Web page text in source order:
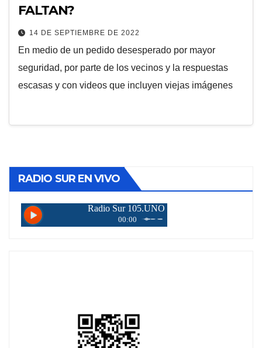
FALTAN?
14 DE SEPTIEMBRE DE 2022
En medio de un pedido desesperado por mayor
seguridad, por parte de los vecinos y la respuestas
escasas y con videos que incluyen viejas imágenes
RADIO SUR EN VIVO